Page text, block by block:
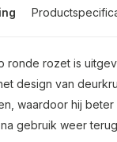
ronde rozet is
design van
waardoor hij
gebruik weer